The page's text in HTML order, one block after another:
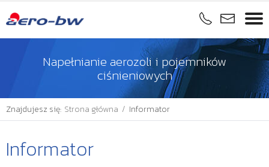
Napełnianie aerozoli i pojemników
ciśnieniowych
Znajdujesz się: Strona główna / Informator
Informator